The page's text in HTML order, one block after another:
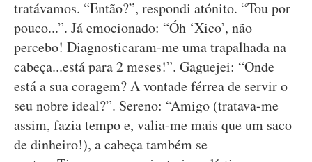
tratávamos. “Então?”, respondi atónito. “Tou por
pouco...”. Já emocionado: “Óh ‘Xico’, não
percebo! Diagnosticaram-me uma trapalhada na
cabeça...está para 2 meses!”. Gaguejei: “Onde
está a sua coragem? A vontade férrea de servir o
seu nobre ideal?”. Sereno: “Amigo (tratava-me
assim, fazia tempo e, valia-me mais que um saco
de dinheiro!), a cabeça também se